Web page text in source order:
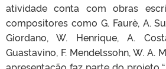
atividade conta com obras
compositores como G. Faurè, A.
Giordano, W. Henrique, A.
Guastavino, F. Mendelssohn, W. A.
apresentação faz parte do projeto